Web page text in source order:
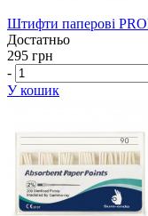
Штифти паперові
Достатньо
295 грн
-
У кошик